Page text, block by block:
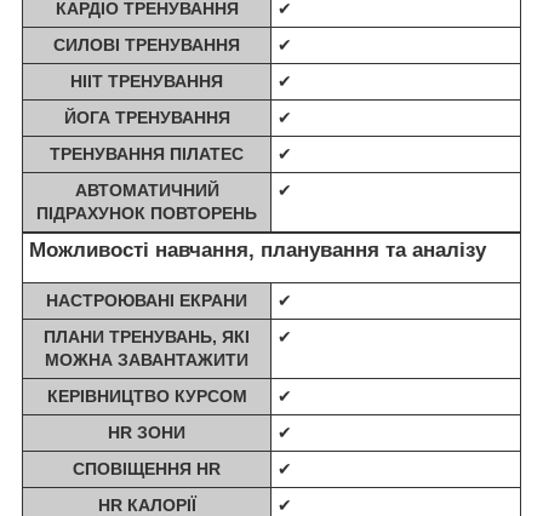
КАРДІО ТРЕНУВАННЯ
✔
СИЛОВІ ТРЕНУВАННЯ
✔
HIIT ТРЕНУВАННЯ
✔
ЙОГА ТРЕНУВАННЯ
✔
ТРЕНУВАННЯ ПІЛАТЕС
✔
АВТОМАТИЧНИЙ
ПІДРАХУНОК ПОВТОРЕНЬ
✔
Можливості навчання, планування та аналізу
НАСТРОЮВАНІ ЕКРАНИ
✔
ПЛАНИ ТРЕНУВАНЬ, ЯКІ
МОЖНА ЗАВАНТАЖИТИ
✔
КЕРІВНИЦТВО КУРСОМ
✔
HR ЗОНИ
✔
СПОВІЩЕННЯ HR
✔
HR КАЛОРІЇ
✔